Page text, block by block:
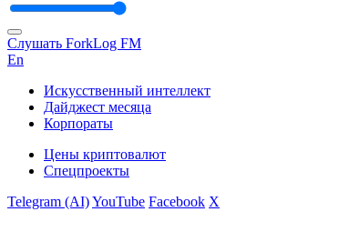
Слушать ForkLog FM
En
Искусственный интеллект
Дайджест месяца
Корпораты
Цены криптовалют
Спецпроекты
Telegram (AI)YouTube Facebook X